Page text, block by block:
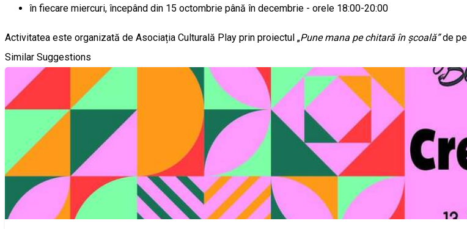
în fiecare miercuri, începând din 15 octombrie până în decembrie - orele 18:00-20:00
Activitatea este organizată de Asociația Culturală Play prin proiectul „Pune mana pe chitară în școală”de
Similar Suggestions